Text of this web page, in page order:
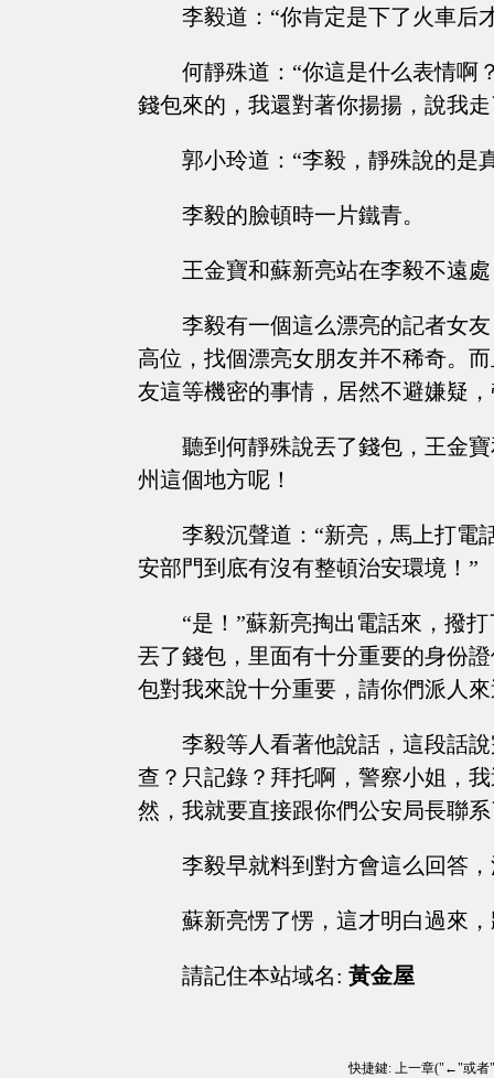
李毅道：“你肯定是下了火車后
何靜殊道：“你這是什么表情啊
錢包來的，我還對著你揚揚，說我
郭小玲道：“李毅，靜殊說的是
李毅的臉頓時一片鐵青。
王金寶和蘇新亮站在李毅不遠
李毅有一個這么漂亮的記者女
高位，找個漂亮女朋友并不稀奇。
友這等機密的事情，居然不避嫌疑
聽到何靜殊說丟了錢包，王金
州這個地方呢！
李毅沉聲道：“新亮，馬上打電
安部門到底有沒有整頓治安環境！”
“是！”蘇新亮掏出電話來，撥
丟了錢包，里面有十分重要的身份
包對我來說十分重要，請你們派人
李毅等人看著他說話，這段話
查？只記錄？拜托啊，警察小姐，
然，我就要直接跟你們公安局長聯系
李毅早就料到對方會這么回答
蘇新亮愣了愣，這才明白過來
請記住本站域名: 黃金屋
快捷鍵: 上一章("←"或